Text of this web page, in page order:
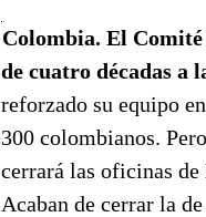
Colombia. El
de cuatro décadas a
reforzado su equipo
300 colombianos.
cerrará las oficinas
Acaban de cerrar la